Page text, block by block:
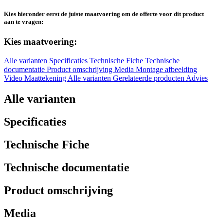
Kies hieronder eerst de juiste maatvoering om de offerte voor dit product
aan te vragen:
Kies maatvoering:
Alle varianten Specificaties Technische Fiche Technische
documentatie Product omschrijving Media Montage afbeelding
Video Maattekening Alle varianten Gerelateerde producten Advies
Alle varianten
Specificaties
Technische Fiche
Technische documentatie
Product omschrijving
Media